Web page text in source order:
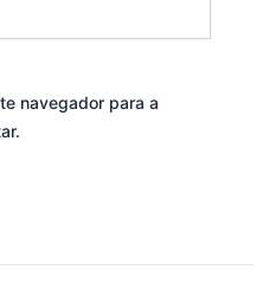
navegador para a